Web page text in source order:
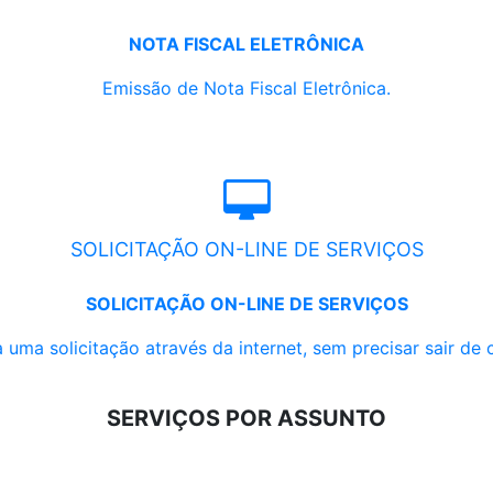
NOTA FISCAL ELETRÔNICA
Emissão de Nota Fiscal Eletrônica.
SOLICITAÇÃO ON-LINE DE SERVIÇOS
SOLICITAÇÃO ON-LINE DE SERVIÇOS
uma solicitação através da internet, sem precisar sair de
SERVIÇOS POR ASSUNTO